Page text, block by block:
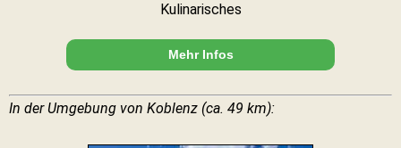
Kulinarisches
Mehr Infos
In der Umgebung von Koblenz (ca. 49 km):